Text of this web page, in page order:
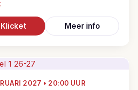
Meer info
2027 • 20:00 UUR